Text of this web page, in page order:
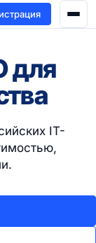
для
IT-